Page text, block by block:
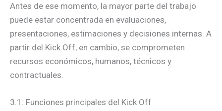
Antes de ese momento, la mayor parte del trabajo
puede estar concentrada en evaluaciones,
presentaciones, estimaciones y decisiones internas. A
partir del Kick Off, en cambio, se comprometen
recursos económicos, humanos, técnicos y
contractuales.
3.1. Funciones principales del Kick Off